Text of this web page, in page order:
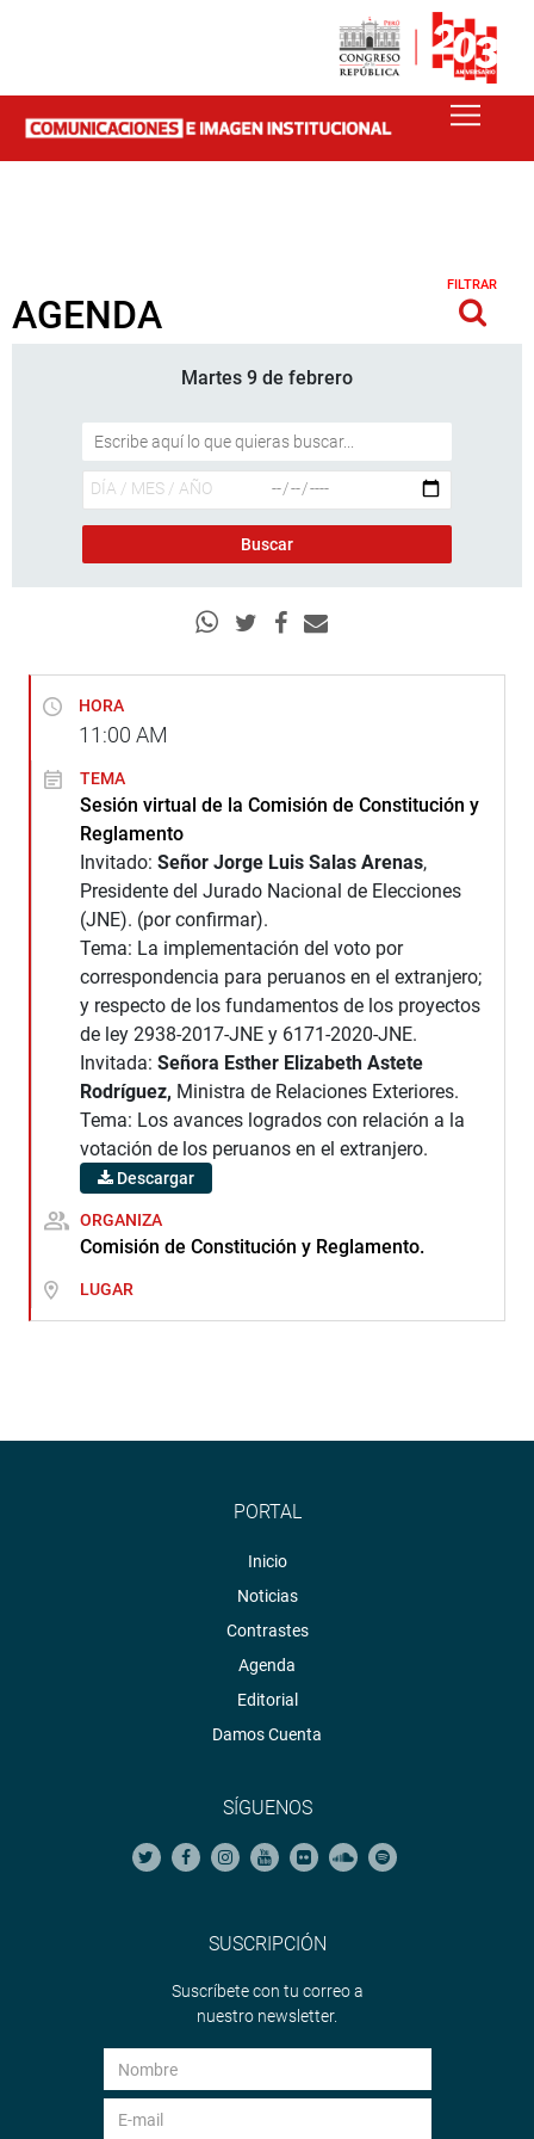
AGENDA
FILTRAR
Martes 9 de febrero
HORA
11:00 AM
TEMA
Sesión virtual de la Comisión de Constitución y
Reglamento
Invitado: Señor Jorge Luis Salas Arenas,
Presidente del Jurado Nacional de Elecciones
(JNE). (por confirmar).
Tema: La implementación del voto por
correspondencia para peruanos en el extranjero;
y respecto de los fundamentos de los proyectos
de ley 2938-2017-JNE y 6171-2020-JNE.
Invitada: Señora Esther Elizabeth Astete
Rodríguez, Ministra de Relaciones Exteriores.
Tema: Los avances logrados con relación a la
votación de los peruanos en el extranjero.
Descargar
ORGANIZA
Comisión de Constitución y Reglamento.
LUGAR
PORTAL
Inicio
Noticias
Contrastes
Agenda
Editorial
Damos Cuenta
SÍGUENOS
SUSCRIPCIÓN
Suscríbete con tu correo a
nuestro newsletter.